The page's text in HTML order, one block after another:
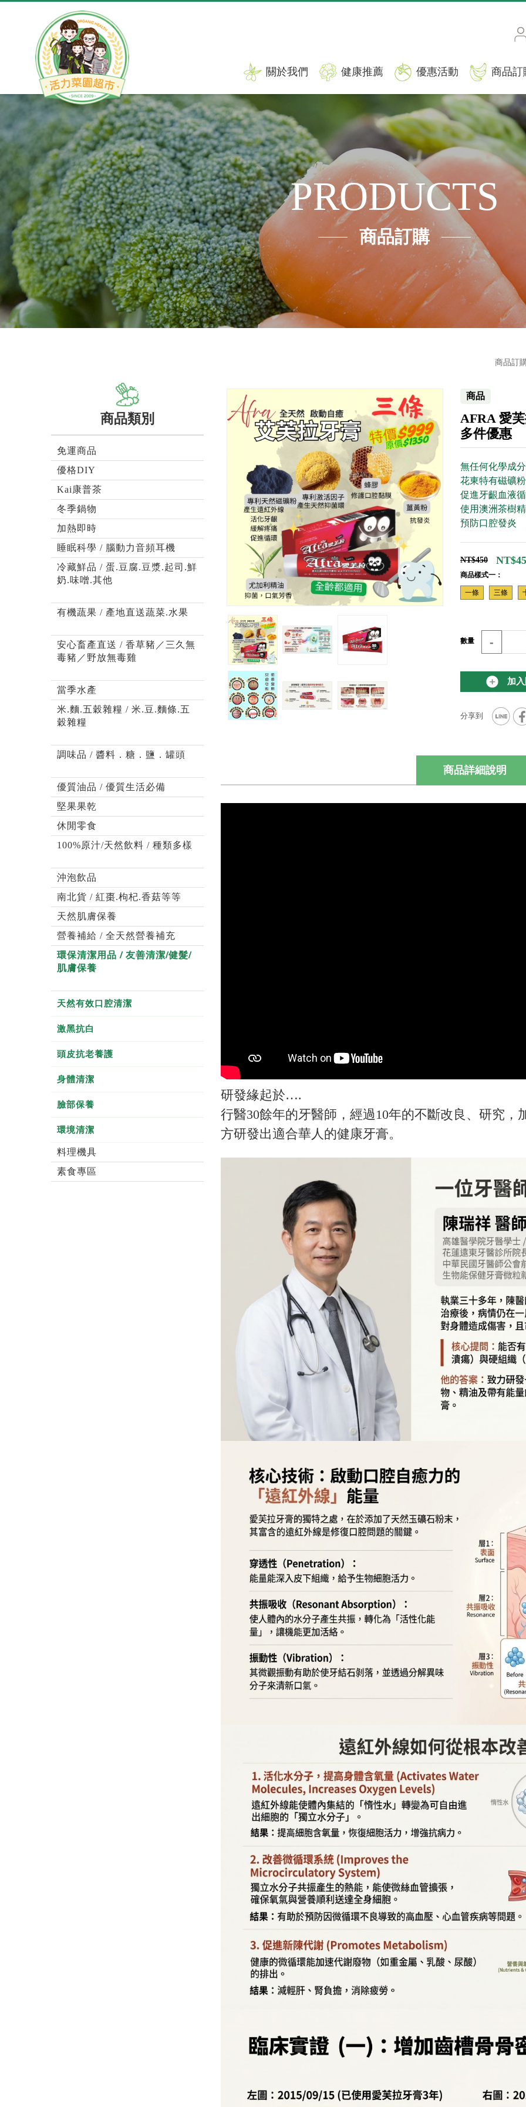
關於我們 健康推薦 優惠活動 商品訂
PRODUCTS
商品訂購
商品訂
商品類別
免運商品
優格DIY
Kai康普茶
冬季鍋物
加熱即時
睡眠科學 / 腦動力音頻耳機
冷藏鮮品 / 蛋.豆腐.豆漿.起司.鮮
奶.味噌.其他
有機蔬果 / 產地直送蔬菜.水果
安心畜產直送 / 香草豬／三久無
毒豬／野放無毒雞
當季水產
米.麵.五穀雜糧 / 米.豆.麵條.五
穀雜糧
調味品 / 醬料．糖．鹽．罐頭
優質油品 / 優質生活必備
堅果果乾
休閒零食
100%原汁/天然飲料 / 種類多樣
沖泡飲品
南北貨 / 紅棗.枸杞.香菇等等
天然肌膚保養
營養補給 / 全天然營養補充
環保清潔用品 / 友善清潔/健髮/
肌膚保養
天然有效口腔清潔
激黑抗白
頭皮抗老養護
身體清潔
臉部保養
環境清潔
料理機具
素食專區
商品
AFRA 愛
多件優惠
無任何化學成分
花東特有磁礦
促進牙齦血液
使用澳洲茶樹
預防口腔發炎
NT$450
商品樣式一：
一條 三條
數量 -
加
商品詳細說明
研發緣起於….
行醫30餘年的牙醫師，經過10年的不斷改良、研究
方研發出適合華人的健康牙膏。